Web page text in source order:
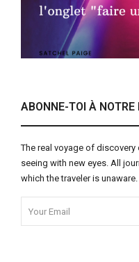
ABONNE-TOI À NOTRE
The real voyage of
seeing with new eyes. All
which the traveler is unaware.